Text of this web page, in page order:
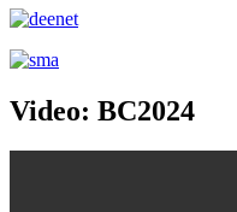
Video: BC2024